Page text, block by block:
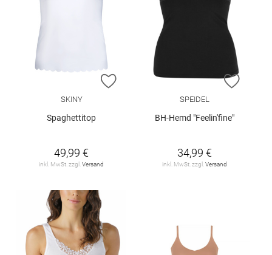
ZUR WUNSCHLISTE HINZUFÜGEN
SKINY
Spaghettitop
49,99 €
inkl. MwSt. zzgl. Versand
ZUR
SPEIDEL
BH-Hemd "Feelin'fine"
34,99 €
inkl. MwSt. zzgl. Versand